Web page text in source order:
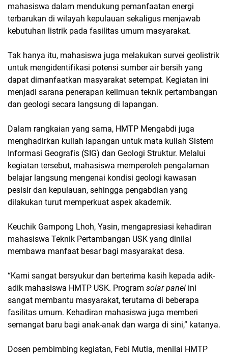
mahasiswa dalam mendukung pemanfaatan energi
terbarukan di wilayah kepulauan sekaligus menjawab
kebutuhan listrik pada fasilitas umum masyarakat.
Tak hanya itu, mahasiswa juga melakukan survei geolistrik
untuk mengidentifikasi potensi sumber air bersih yang
dapat dimanfaatkan masyarakat setempat. Kegiatan ini
menjadi sarana penerapan keilmuan teknik pertambangan
dan geologi secara langsung di lapangan.
Dalam rangkaian yang sama, HMTP Mengabdi juga
menghadirkan kuliah lapangan untuk mata kuliah Sistem
Informasi Geografis (SIG) dan Geologi Struktur. Melalui
kegiatan tersebut, mahasiswa memperoleh pengalaman
belajar langsung mengenai kondisi geologi kawasan
pesisir dan kepulauan, sehingga pengabdian yang
dilakukan turut memperkuat aspek akademik.
Keuchik Gampong Lhoh, Yasin, mengapresiasi kehadiran
mahasiswa Teknik Pertambangan USK yang dinilai
membawa manfaat besar bagi masyarakat desa.
“Kami sangat bersyukur dan berterima kasih kepada adik-
adik mahasiswa HMTP USK. Program solar panel ini
sangat membantu masyarakat, terutama di beberapa
fasilitas umum. Kehadiran mahasiswa juga memberi
semangat baru bagi anak-anak dan warga di sini,” katanya.
Dosen pembimbing kegiatan, Febi Mutia, menilai HMTP